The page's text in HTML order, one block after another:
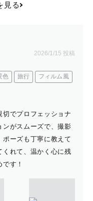
見る
2026/1/15 投稿
色 旅行 フィルム風
でプロフェッショナ
ンがスムーズで、撮影
ポーズも丁寧に教えて
くれて、温かく心に残
す！